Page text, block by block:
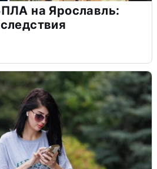
на Ярославль: